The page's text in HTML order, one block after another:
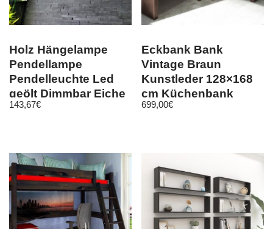
Holz Hängelampe
Pendellampe
Pendelleuchte Led
geölt Dimmbar Eiche
Nussbaum Unikat
143,67€
Eckbank Bank
Vintage Braun
Kunstleder 128×168
cm Küchenbank
Sitzbank Sitzecke
699,00€